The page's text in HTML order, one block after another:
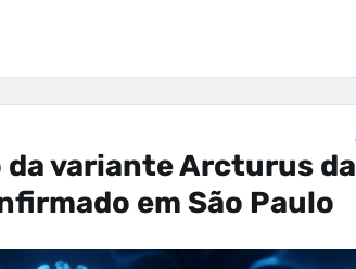
da variante Arcturus da
em São Paulo